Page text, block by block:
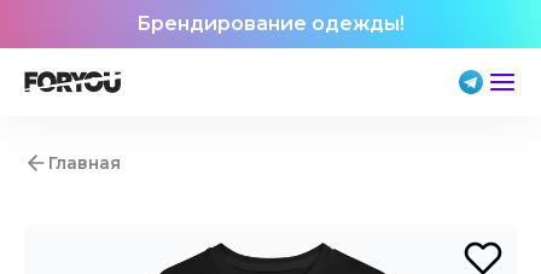
Брендирование одежды!
Главная